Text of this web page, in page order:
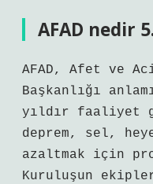
AFAD nedir
AFAD, Afet ve
Başkanlığı
yıldır faaliyet
deprem, sel,
azaltmak için
Kuruluşun